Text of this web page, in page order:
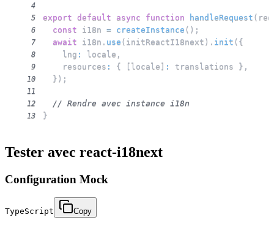
4
5
export default async function handleRequest (
6 const i18n = createInstance ( ) ;
7 await i18n . use ( initReactI18next ) . init ( {
8
    lng
: locale ,
9
    resources
: { [ locale ] : translations } ,
10 } ) ;
11
12
// Rendre avec instance i18n
13 }
Tester avec react-i18next
Configuration Mock
TypeScript Copy